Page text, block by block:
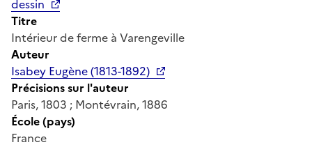
dessin
Titre
Intérieur de ferme à Varengeville
Auteur
Isabey Eugène (1813-1892)
Précisions sur l'auteur
Paris, 1803 ; Montévrain, 1886
École (pays)
France